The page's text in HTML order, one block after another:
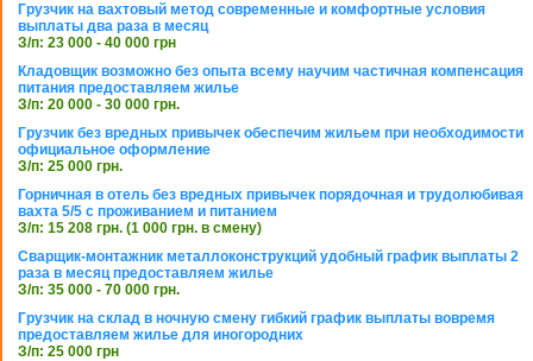
Грузчик на вахтовый метод современные и комфортные условия
выплаты два раза в месяц
З/п: 23 000 - 40 000 грн
Кладовщик возможно без опыта всему научим частичная компенсация
питания предоставляем жилье
З/п: 20 000 - 30 000 грн.
Грузчик без вредных привычек обеспечим жильем при необходимости
официальное оформление
З/п: 25 000 грн.
Горничная в отель без вредных привычек порядочная и трудолюбивая
вахта 5/5 с проживанием и питанием
З/п: 15 208 грн. (1 000 грн. в смену)
Сварщик-монтажник металлоконструкций удобный график выплаты 2
раза в месяц предоставляем жилье
З/п: 35 000 - 70 000 грн.
Грузчик на склад в ночную смену гибкий график выплаты вовремя
предоставляем жилье для иногородних
З/п: 25 000 грн